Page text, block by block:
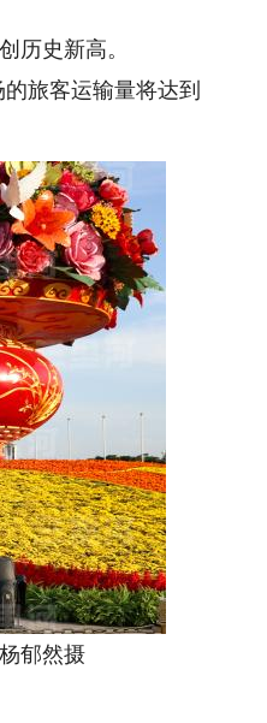
历史新高。
旅客运输量将达到
郁然摄